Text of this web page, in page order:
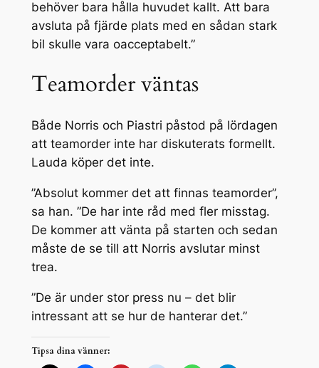
behöver bara hålla huvudet kallt. Att bara
avsluta på fjärde plats med en sådan stark
bil skulle vara oacceptabelt.”
Teamorder väntas
Både Norris och Piastri påstod på lördagen
att teamorder inte har diskuterats formellt.
Lauda köper det inte.
”Absolut kommer det att finnas teamorder”,
sa han. ”De har inte råd med fler misstag.
De kommer att vänta på starten och sedan
måste de se till att Norris avslutar minst
trea.
”De är under stor press nu – det blir
intressant att se hur de hanterar det.”
Tipsa dina vänner: